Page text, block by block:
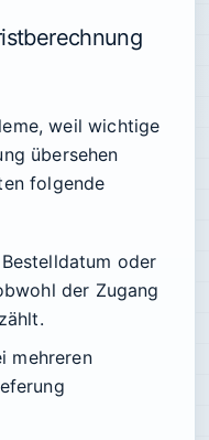
weil wichtige
übersehen
folgende
oder
der Zugang
mehreren